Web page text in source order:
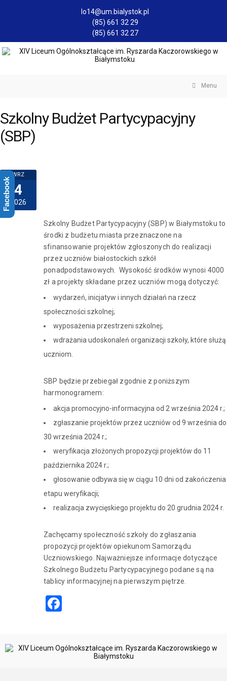
lo14@um.bialystok.pl
(85) 661 32 29
(85) 661 32 27
Menu
Szkolny Budżet Partycypacyjny
(SBP)
WRZ
4
2026
Szkolny Budżet Partycypacyjny (SBP) w Białymstoku to
środki z budżetu miasta przeznaczone na
sfinansowanie projektów zgłoszonych do realizacji
przez uczniów białostockich szkół
ponadpodstawowych. Wysokość środków wynosi 4000
zł a projekty składane przez uczniów mogą dotyczyć:
wydarzeń, inicjatyw i innych działań na rzecz
społeczności szkolnej;
wyposażenia przestrzeni szkolnej;
wdrażania udoskonaleń organizacji szkoły, które służą
uczniom.
SBP będzie przebiegał zgodnie z poniższym
harmonogramem:
akcja promocyjno-informacyjna od 2 września 2024 r.;
zgłaszanie projektów przez uczniów od 9 września do
30 września 2024 r.;
weryfikacja złożonych propozycji projektów do 11
października 2024 r.;
głosowanie odbywa się w ciągu 10 dni od zakończenia
etapu weryfikacji;
realizacja zwycięskiego projektu do 20 grudnia 2024 r.
Zachęcamy społeczność szkoły do zgłaszania
propozycji projektów opiekunom Samorządu
Uczniowskiego. Najważniejsze informacje dotyczące
Szkolnego Budżetu Partycypacyjnego podane są na
tablicy informacyjnej na pierwszym piętrze.
Facebook